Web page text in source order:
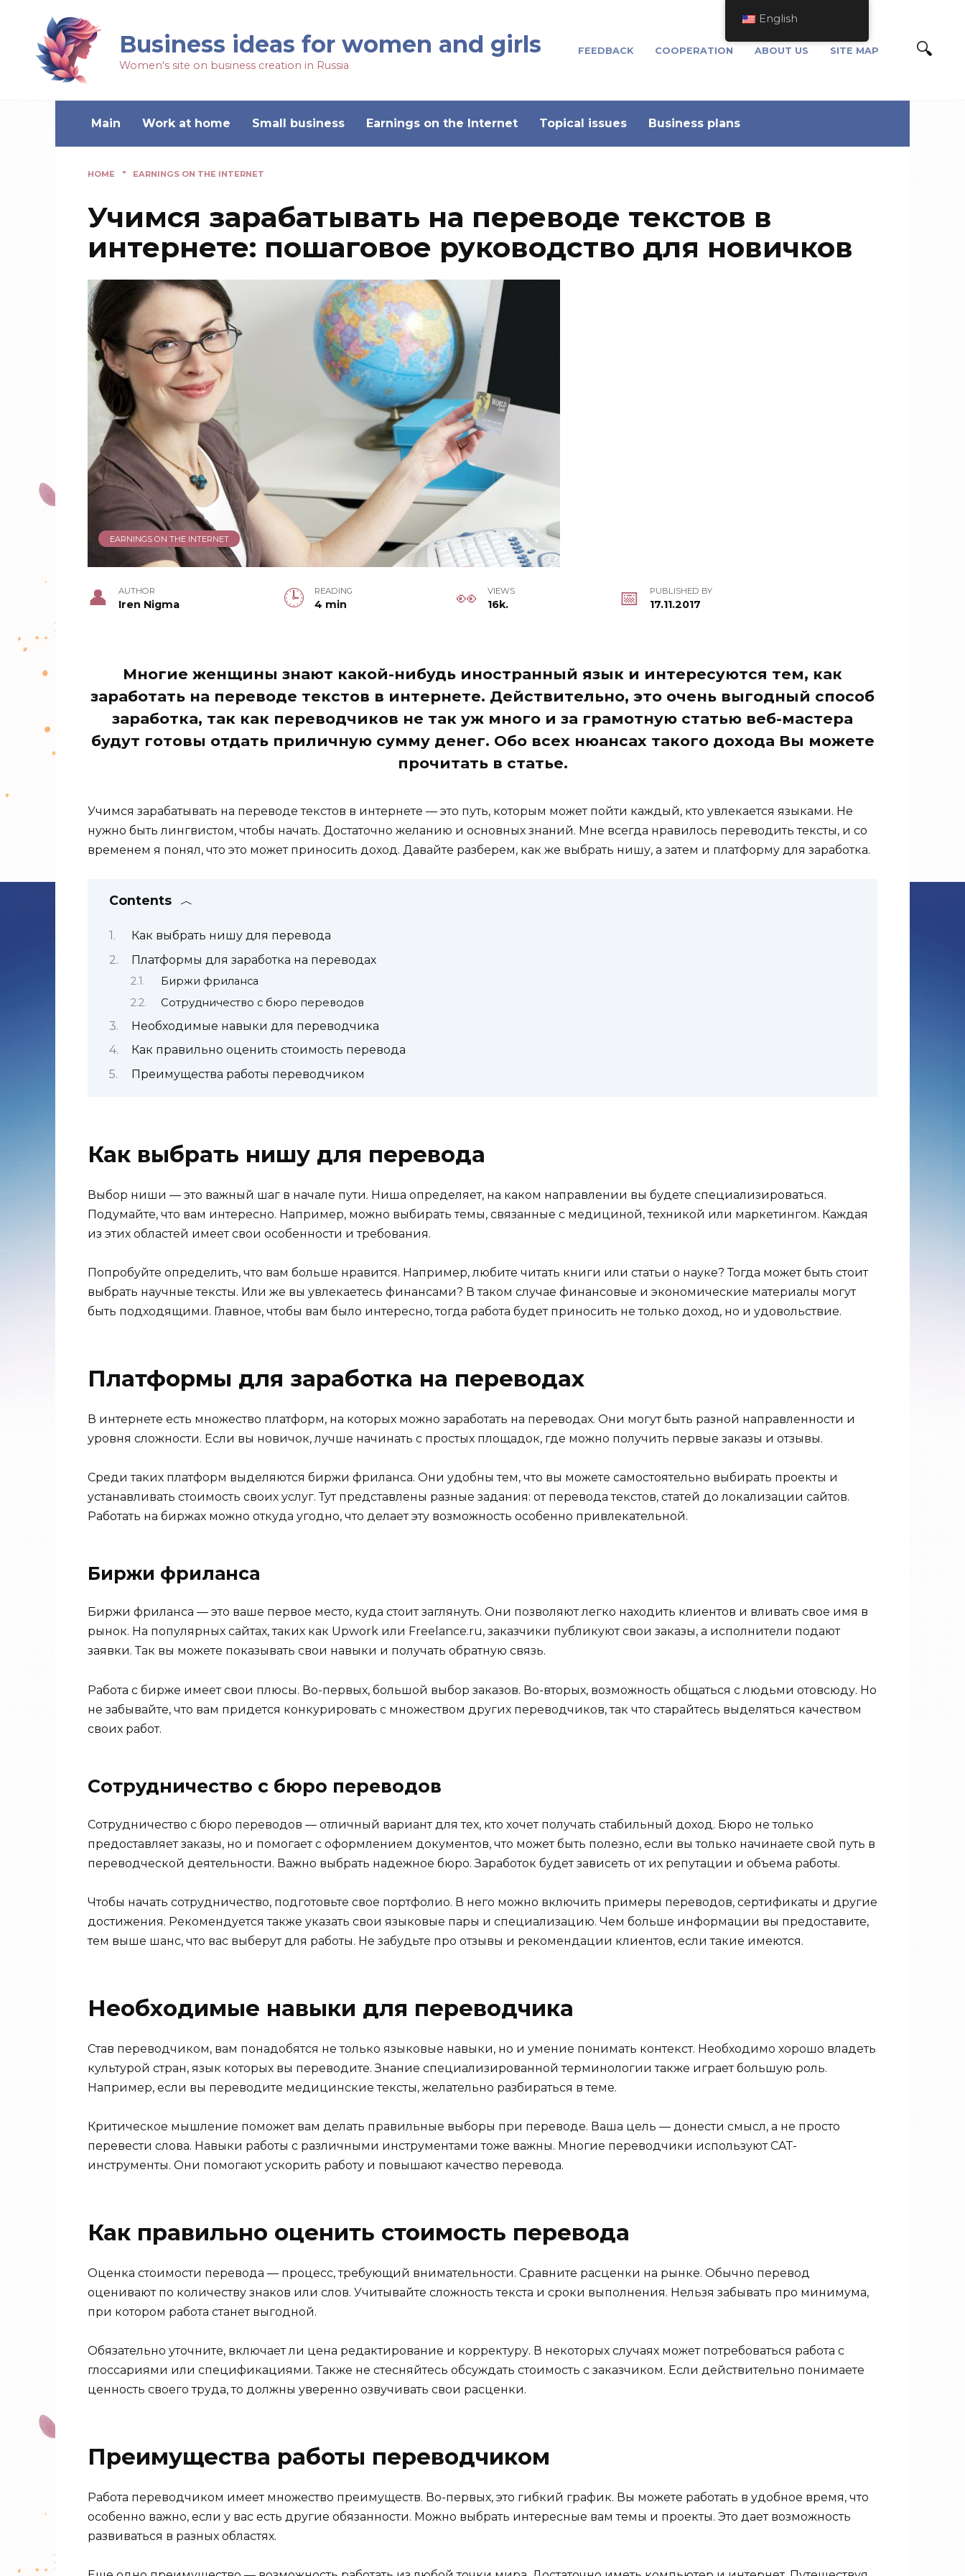
Business ideas for women and girls
Women's site on business creation in Russia
FEEDBACK COOPERATION ABOUT US SITE MAP
Main Work at home Small business Earnings on the Internet Topical issues Business plans
HOME " EARNINGS ON THE INTERNET
Учимся зарабатывать на переводе текстов в
интернете: пошаговое руководство для новичков
EARNINGS ON THE INTERNET
AUTHOR
Iren Nigma
READING
4 min
VIEWS
16k.
PUBLISHED BY
17.11.2017
Многие женщины знают какой-нибудь иностранный язык и интересуются тем, как
заработать на переводе текстов в интернете. Действительно, это очень выгодный способ
заработка, так как переводчиков не так уж много и за грамотную статью веб-мастера
будут готовы отдать приличную сумму денег. Обо всех нюансах такого дохода Вы можете
прочитать в статье.
Учимся зарабатывать на переводе текстов в интернете — это путь, которым может пойти каждый, кто увлекается языками. Не
нужно быть лингвистом, чтобы начать. Достаточно желанию и основных знаний. Мне всегда нравилось переводить тексты, и со
временем я понял, что это может приносить доход. Давайте разберем, как же выбрать нишу, а затем и платформу для заработка.
Contents
Как выбрать нишу для перевода
Платформы для заработка на переводах
Биржи фриланса
Сотрудничество с бюро переводов
Необходимые навыки для переводчика
Как правильно оценить стоимость перевода
Преимущества работы переводчиком
Как выбрать нишу для перевода
Выбор ниши — это важный шаг в начале пути. Ниша определяет, на каком направлении вы будете специализироваться.
Подумайте, что вам интересно. Например, можно выбирать темы, связанные с медициной, техникой или маркетингом. Каждая
из этих областей имеет свои особенности и требования.
Попробуйте определить, что вам больше нравится. Например, любите читать книги или статьи о науке? Тогда может быть стоит
выбрать научные тексты. Или же вы увлекаетесь финансами? В таком случае финансовые и экономические материалы могут
быть подходящими. Главное, чтобы вам было интересно, тогда работа будет приносить не только доход, но и удовольствие.
Платформы для заработка на переводах
В интернете есть множество платформ, на которых можно заработать на переводах. Они могут быть разной направленности и
уровня сложности. Если вы новичок, лучше начинать с простых площадок, где можно получить первые заказы и отзывы.
Среди таких платформ выделяются биржи фриланса. Они удобны тем, что вы можете самостоятельно выбирать проекты и
устанавливать стоимость своих услуг. Тут представлены разные задания: от перевода текстов, статей до локализации сайтов.
Работать на биржах можно откуда угодно, что делает эту возможность особенно привлекательной.
Биржи фриланса
Биржи фриланса — это ваше первое место, куда стоит заглянуть. Они позволяют легко находить клиентов и вливать свое имя в
рынок. На популярных сайтах, таких как Upwork или Freelance.ru, заказчики публикуют свои заказы, а исполнители подают
заявки. Так вы можете показывать свои навыки и получать обратную связь.
Работа с бирже имеет свои плюсы. Во-первых, большой выбор заказов. Во-вторых, возможность общаться с людьми отовсюду. Но
не забывайте, что вам придется конкурировать с множеством других переводчиков, так что старайтесь выделяться качеством
своих работ.
Сотрудничество с бюро переводов
Сотрудничество с бюро переводов — отличный вариант для тех, кто хочет получать стабильный доход. Бюро не только
предоставляет заказы, но и помогает с оформлением документов, что может быть полезно, если вы только начинаете свой путь в
переводческой деятельности. Важно выбрать надежное бюро. Заработок будет зависеть от их репутации и объема работы.
Чтобы начать сотрудничество, подготовьте свое портфолио. В него можно включить примеры переводов, сертификаты и другие
достижения. Рекомендуется также указать свои языковые пары и специализацию. Чем больше информации вы предоставите,
тем выше шанс, что вас выберут для работы. Не забудьте про отзывы и рекомендации клиентов, если такие имеются.
Необходимые навыки для переводчика
Став переводчиком, вам понадобятся не только языковые навыки, но и умение понимать контекст. Необходимо хорошо владеть
культурой стран, язык которых вы переводите. Знание специализированной терминологии также играет большую роль.
Например, если вы переводите медицинские тексты, желательно разбираться в теме.
Критическое мышление поможет вам делать правильные выборы при переводе. Ваша цель — донести смысл, а не просто
перевести слова. Навыки работы с различными инструментами тоже важны. Многие переводчики используют CAT-
инструменты. Они помогают ускорить работу и повышают качество перевода.
Как правильно оценить стоимость перевода
Оценка стоимости перевода — процесс, требующий внимательности. Сравните расценки на рынке. Обычно перевод
оценивают по количеству знаков или слов. Учитывайте сложность текста и сроки выполнения. Нельзя забывать про минимума,
при котором работа станет выгодной.
Обязательно уточните, включает ли цена редактирование и корректуру. В некоторых случаях может потребоваться работа с
глоссариями или спецификациями. Также не стесняйтесь обсуждать стоимость с заказчиком. Если действительно понимаете
ценность своего труда, то должны уверенно озвучивать свои расценки.
Преимущества работы переводчиком
Работа переводчиком имеет множество преимуществ. Во-первых, это гибкий график. Вы можете работать в удобное время, что
особенно важно, если у вас есть другие обязанности. Можно выбрать интересные вам темы и проекты. Это дает возможность
развиваться в разных областях.
English